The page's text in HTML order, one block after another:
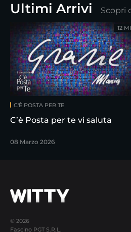
Ultimi Arrivi Scopri
C'È POSTA PER TE
C’è Posta per te vi saluta
08 Marzo 2026
12
© 2026
Fascino PGT S.R.L.